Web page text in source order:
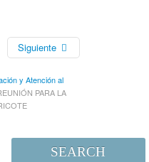
Siguiente
y Atención al
PARA LA
SEARCH